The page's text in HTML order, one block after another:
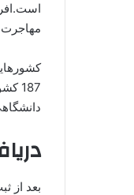
مهاجرت
بعد از